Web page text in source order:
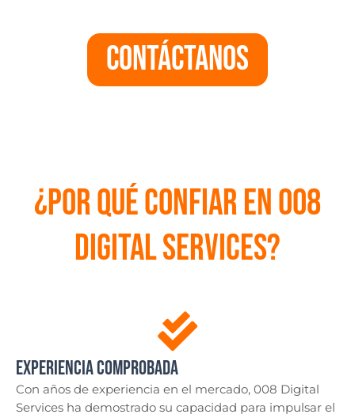
Contáctanos
¿Por qué confiar en 008
Digital Services?
Experiencia Comprobada
Con años de experiencia en el mercado, 008 Digital
Services ha demostrado su capacidad para impulsar el